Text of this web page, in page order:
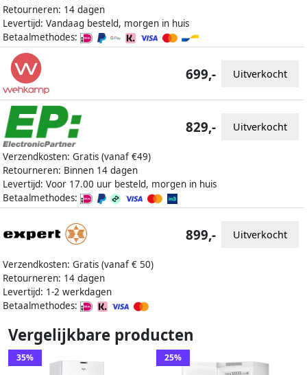
Retourneren: 14 dagen
Levertijd: Vandaag besteld, morgen in huis
Betaalmethodes:
699,- Uitverkocht
Verzendkosten: Gratis (vanaf €49)
Retourneren: Binnen 14 dagen
Levertijd: Voor 17.00 uur besteld, morgen in huis
Betaalmethodes:
829,- Uitverkocht
Verzendkosten: Gratis (vanaf € 50)
Retourneren: 14 dagen
Levertijd: 1-2 werkdagen
Betaalmethodes:
899,- Uitverkocht
Vergelijkbare producten
35% 25%